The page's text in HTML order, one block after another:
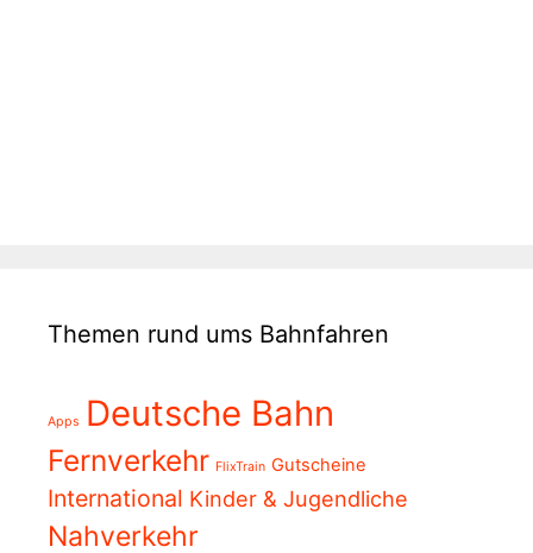
Themen rund ums Bahnfahren
Apps Deutsche Bahn
Fernverkehr FlixTrain Gutscheine
International Kinder & Jugendliche
Nahverkehr